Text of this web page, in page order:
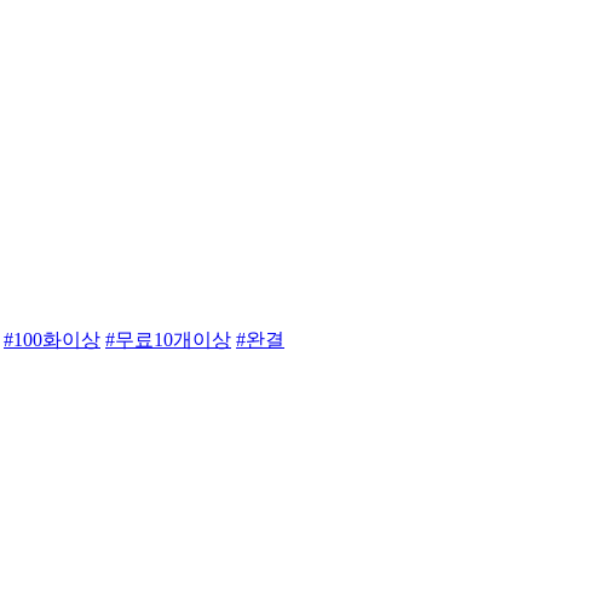
#100화이상 #무료10개이상 #완결